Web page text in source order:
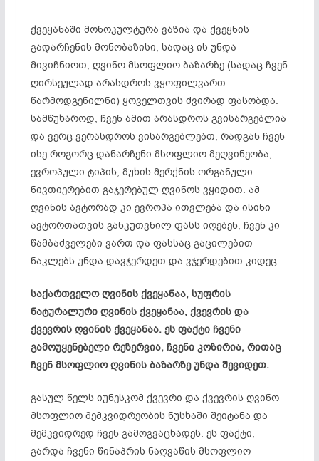
ქვეყანაში მონოკულტურა ვაზია და ქვეყნის
გადარჩენის მონობაზისი, სადაც ის უნდა
მივიჩნიოთ, ღვინო მსოფლიო ბაზარზე (სადაც ჩვენ
ღირსეულად არასდროს ვყოფილვართ
წარმოდგენილნი) ყოველთვის ძვირად ფასობდა.
სამწუხაროდ, ჩვენ ამით არასდროს გვისარგებლია
და ვერც ვერასდროს ვისარგებლებთ, რადგან ჩვენ
ისე როგორც დანარჩენი მსოფლიო მეღვინეობა,
ევროპული ტიპის, მუხის მერქნის ორგანული
ნივთიერებით გაჯერებულ ღვინოს ვყიდით. ამ
ღვინის ავტორად კი ევროპა ითვლება და ისინი
ავტორთათვის განკუთვნილ ფასს იღებენ, ჩვენ კი
წამბაძველები ვართ და ფასსაც გაცილებით
ნაკლებს უნდა დავჯერდეთ და ვჯერდებით კიდეც.
საქართველო ღვინის ქვეყანაა, სუფრის
ნატურალური ღვინის ქვეყანაა, ქვევრის და
ქვევრის ღვინის ქვეყანაა. ეს ფაქტი ჩვენი
გამოუყენებელი რეზერვია, ჩვენი კოზირია, რითაც
ჩვენ მსოფლიო ღვინის ბაზარზე უნდა შევიდეთ.
გასულ წელს იუნესკომ ქვევრი და ქვევრის ღვინო
მსოფლიო მემკვიდრეობის ნუსხაში შეიტანა და
მემკვიდრედ ჩვენ გამოგვაცხადეს. ეს ფაქტი,
გარდა ჩვენი წინაპრის ნაღვაწის მსოფლიო